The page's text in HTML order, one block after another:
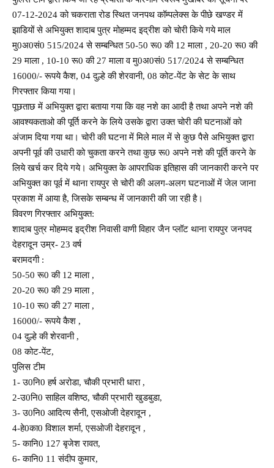
07-12-2024 को चकराता रोड स्थित जनपथ कॉम्पलेक्स के पीछे खण्डर में
झाडियों से अभियुक्त शादाब पुत्र मोहम्मद इद्रीश को चोरी किये गये माल
मु0अ0सं0 515/2024 से सम्बन्धित 50-50 रू0 की 12 माला , 20-20 रू0 की
29 माला , 10-10 रू0 की 27 माला व मु0अ0सं0 517/2024 से सम्बन्धित
16000/- रूपये कैश, 04 दुल्हे की शेरवानी, 08 कोट-पेंट के सेट के साथ
गिरफ्तार किया गया।
पूछताछ में अभियुक्त द्वारा बताया गया कि वह नशे का आदी है तथा अपने नशे की
आवश्यकताओ की पूर्ति करने के लिये उसके द्वारा उक्त चोरी की घटनाओं को
अंजाम दिया गया था। चोरी की घटना में मिले माल में से कुछ पैसे अभियुक्त द्वारा
अपनी पूर्व की उधारी को चुकता करने तथा कुछ रू0 अपने नशे की पूर्ति करने के
लिये खर्च कर दिये गये। अभियुक्त के आपराधिक इतिहास की जानकारी करने पर
अभियुक्त का पूर्व में थाना रायपुर से चोरी की अलग-अलग घटनाओं में जेल जाना
प्रकाश में आया है, जिसके सम्बन्ध में जानकारी की जा रही है।
विवरण गिरफ्तार अभियुक्त:
शादाब पुत्र मोहम्मद इद्रीश निवासी वाणी विहार जैन प्लॉट थाना रायपुर जनपद
देहरादून उम्र- 23 वर्ष
बरामदगी :
50-50 रू0 की 12 माला ,
20-20 रू0 की 29 माला ,
10-10 रू0 की 27 माला ,
16000/- रूपये कैश ,
04 दुल्हे की शेरवानी ,
08 कोट-पेंट,
पुलिस टीम
1- उ0नि0 हर्ष अरोडा, चौकी प्रभारी धारा ,
2-उ0नि0 साहिल वशिष्ठ, चौकी प्रभारी खुडबुडा,
3- उ0नि0 आदित्य सैनी, एसओजी देहरादून ,
4-हे0का0 विशाल शर्मा, एसओजी देहरादून ,
5- कानि0 127 बृजेश रावत,
6- कानि0 11 संदीप कुमार,